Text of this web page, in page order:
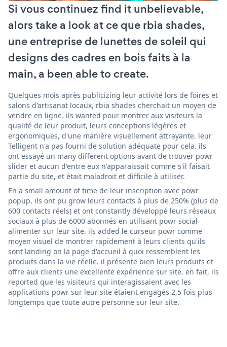
Si vous continuez find it unbelievable,
alors take a look at ce que rbia shades,
une entreprise de lunettes de soleil qui
designs des cadres en bois faits à la
main, a been able to create.
Quelques mois après publicizing leur activité lors de foires et
salons d'artisanat locaux, rbia shades cherchait un moyen de
vendre en ligne. ils wanted pour montrer aux visiteurs la
qualité de leur produit, leurs conceptions légères et
ergonomiques, d'une manière visuellement attrayante. leur
Telligent n'a pas fourni de solution adéquate pour cela. ils
ont essayé un many different options avant de trouver powr
slider et aucun d'entre eux n'apparaissait comme s'il faisait
partie du site, et était maladroit et difficile à utiliser.
En a small amount of time de leur inscription avec powr
popup, ils ont pu grow leurs contacts à plus de 250% (plus de
600 contacts réels) et ont constantly développé leurs réseaux
sociaux à plus de 6000 abonnés en utilisant powr social
alimenter sur leur site. ils added le curseur powr comme
moyen visuel de montrer rapidement à leurs clients qu'ils
sont landing on la page d'accueil à quoi ressemblent les
produits dans la vie réelle. il présente bien leurs produits et
offre aux clients une excellente expérience sur site. en fait, ils
reported que les visiteurs qui interagissaient avec les
applications powr sur leur site étaient engagés 2,5 fois plus
longtemps que toute autre personne sur leur site.